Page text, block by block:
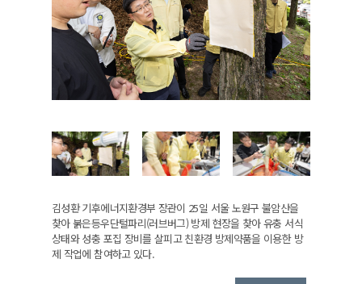
김성환 기후에너지환경부 장관이 25일 서울 노원구 불암산을
찾아 붉은등우단털파리(러브버그) 방제 현장을 찾아 유충 서식
상태와 성충 포집 장비를 살피고 친환경 방제약품을 이용한 방
제 작업에 참여하고 있다.